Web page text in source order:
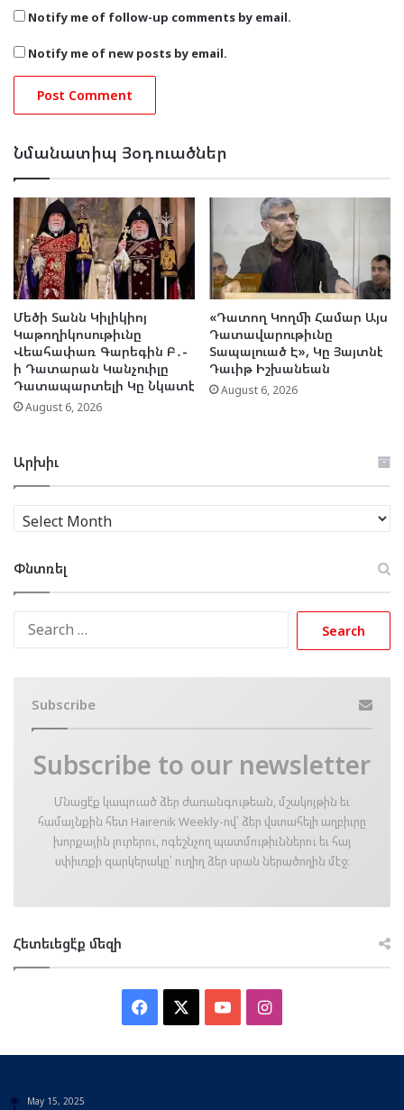
Notify me of follow-up comments by email.
Notify me of new posts by email.
Նմանատիպ Յօդուածներ
Մեծի Տանն Կիլիկիոյ
Կաթողիկոսութիւնը
Վեահափառ Գարեգին Բ․-
ի Դատարան Կանչուիլը
Դատապարտելի Կը Նկատէ
August 6, 2026
«Դատող Կողմի Համար Այս
Դատավարութիւնը
Տապալուած Է», Կը Յայտնէ
Դաւիթ Իշխանեան
August 6, 2026
Արխիւ
Արխիւ
Փնտռել
Subscribe
Subscribe to our newsletter
Մնացէ՛ք կապուած ձեր ժառանգութեան, մշակոյթին եւ
համայնքին հետ Hairenik Weekly-ով՝ ձեր վստահելի աղբիւրը
խորքային լուրերու, ոգեշնչող պատմութիւններու եւ հայ
սփիւռքի զարկերակը՝ ուղիղ ձեր սրան ներածողին մէջ։
Հետեւեցէ՛ք մեզի
Facebook YouTubeInstagram
May 15, 2025